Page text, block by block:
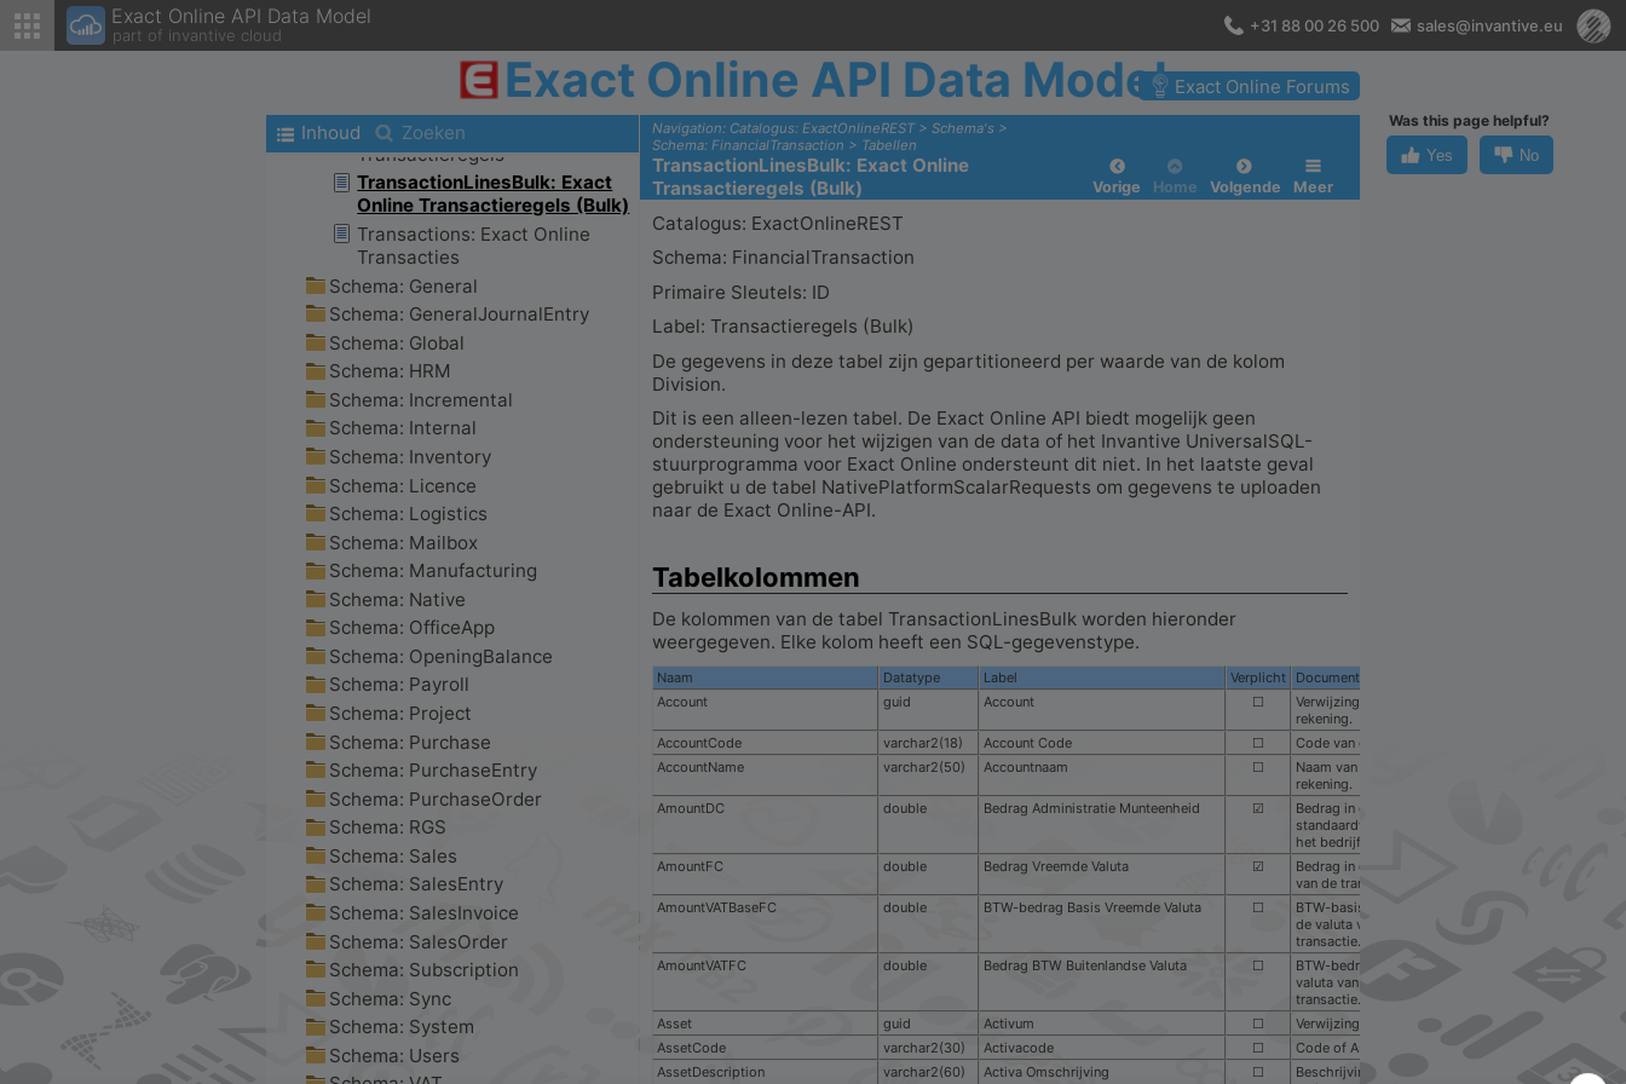
Exact Online API Data Model
part of invantive cloud +31 88 00 26 500 sales@invantive.eu
Was this page helpful?
Yes
No
Exact Online Forums
Exact Online API Data Model
Navigation: Catalogus: ExactOnlineREST > Schema's >
Schema: FinancialTransaction > Tabellen
TransactionLinesBulk: Exact Online
Transactieregels (Bulk)
Vorige Home Volgende Meer
Catalogus: ExactOnlineREST
Schema: FinancialTransaction
Primaire Sleutels: ID
Label: Transactieregels (Bulk)
De gegevens in deze tabel zijn gepartitioneerd per waarde van de kolom
Division.
Dit is een alleen-lezen tabel. De Exact Online API biedt mogelijk geen
ondersteuning voor het wijzigen van de data of het Invantive UniversalSQL-
stuurprogramma voor Exact Online ondersteunt dit niet. In het laatste geval
gebruikt u de tabel NativePlatformScalarRequests om gegevens te uploaden
naar de Exact Online-API.
Tabelkolommen
De kolommen van de tabel TransactionLinesBulk worden hieronder
weergegeven. Elke kolom heeft een SQL-gegevenstype.
Naam Datatype Label Verplicht
Documentatie
Account
guid Account ☐
Verwijzing naar de
rekening.
AccountCode
varchar2(18) Account Code ☐
Code van de rekening.
AccountName
varchar2(50) Accountnaam ☐
Naam van de
rekening.
AmountDC
double Bedrag Administratie Munteenheid ☑
Bedrag in de
standaardvaluta van
het bedrijf.
AmountFC
double Bedrag Vreemde Valuta ☑
Bedrag in de valuta
van de transactie.
AmountVATBaseFC
double BTW-bedrag Basis Vreemde Valuta ☐
BTW-basisbedrag in
de valuta van de
transactie.
AmountVATFC
double Bedrag BTW Buitenlandse Valuta ☐
BTW-bedrag in de
valuta van de
transactie.
Asset
guid Activum ☐
Verwijzing naar activa.
AssetCode
varchar2(30) Activacode ☐
Code of Asset.
AssetDescription
varchar2(60) Activa Omschrijving ☐
Beschrijving van de
Inhoud Zoeken